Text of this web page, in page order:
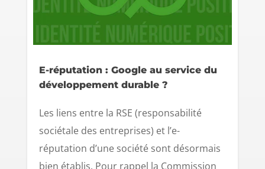
E-réputation : Google au service du
développement durable ?
Les liens entre la RSE (responsabilité
sociétale des entreprises) et l’e-
réputation d’une société sont désormais
bien établis. Pour rappel la Commission